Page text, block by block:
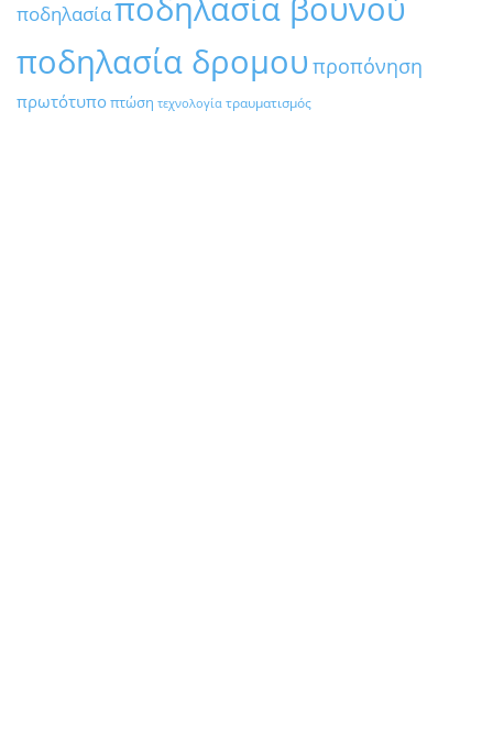
ποδηλασία
ποδηλασία δρομου προπόνηση
πρωτότυποπτώση τεχνολογία τραυματισμός